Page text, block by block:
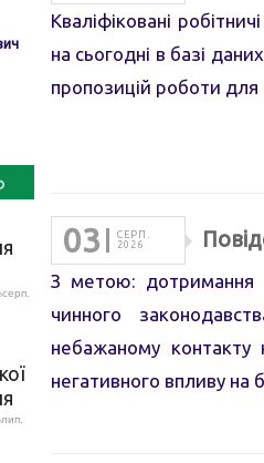
Кваліфіковані
на сьогодні в базі
пропозицій роботи для
03
СЕРП.
2026
З метою: дотримання
чинного
небажаному контакту
негативного впливу на